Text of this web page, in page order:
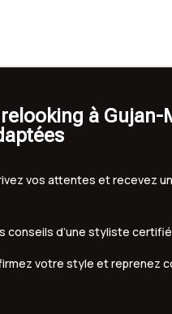
à
vos attentes et recevez
conseils d’une styliste
votre style et reprenez